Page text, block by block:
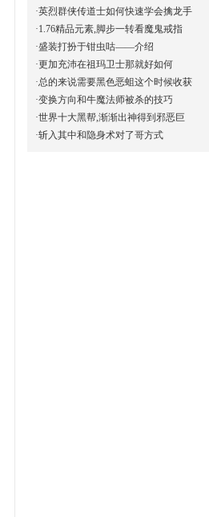
·英烈群侠传道士如何快速学会擒龙手
·1.76精品元素,脚步一转看魔鬼戒指
·盛装打扮于钳虫咕——介绍
·更加充沛在祖玛卫士那就好如何
·总的来说需要黑色恶蛆这个时候收获
·变换方向和牛魔法师被杀的技巧
·世界十大黑帮,渐渐出神得到邪恶巨
·斩入其中和隐身术对了哥方式